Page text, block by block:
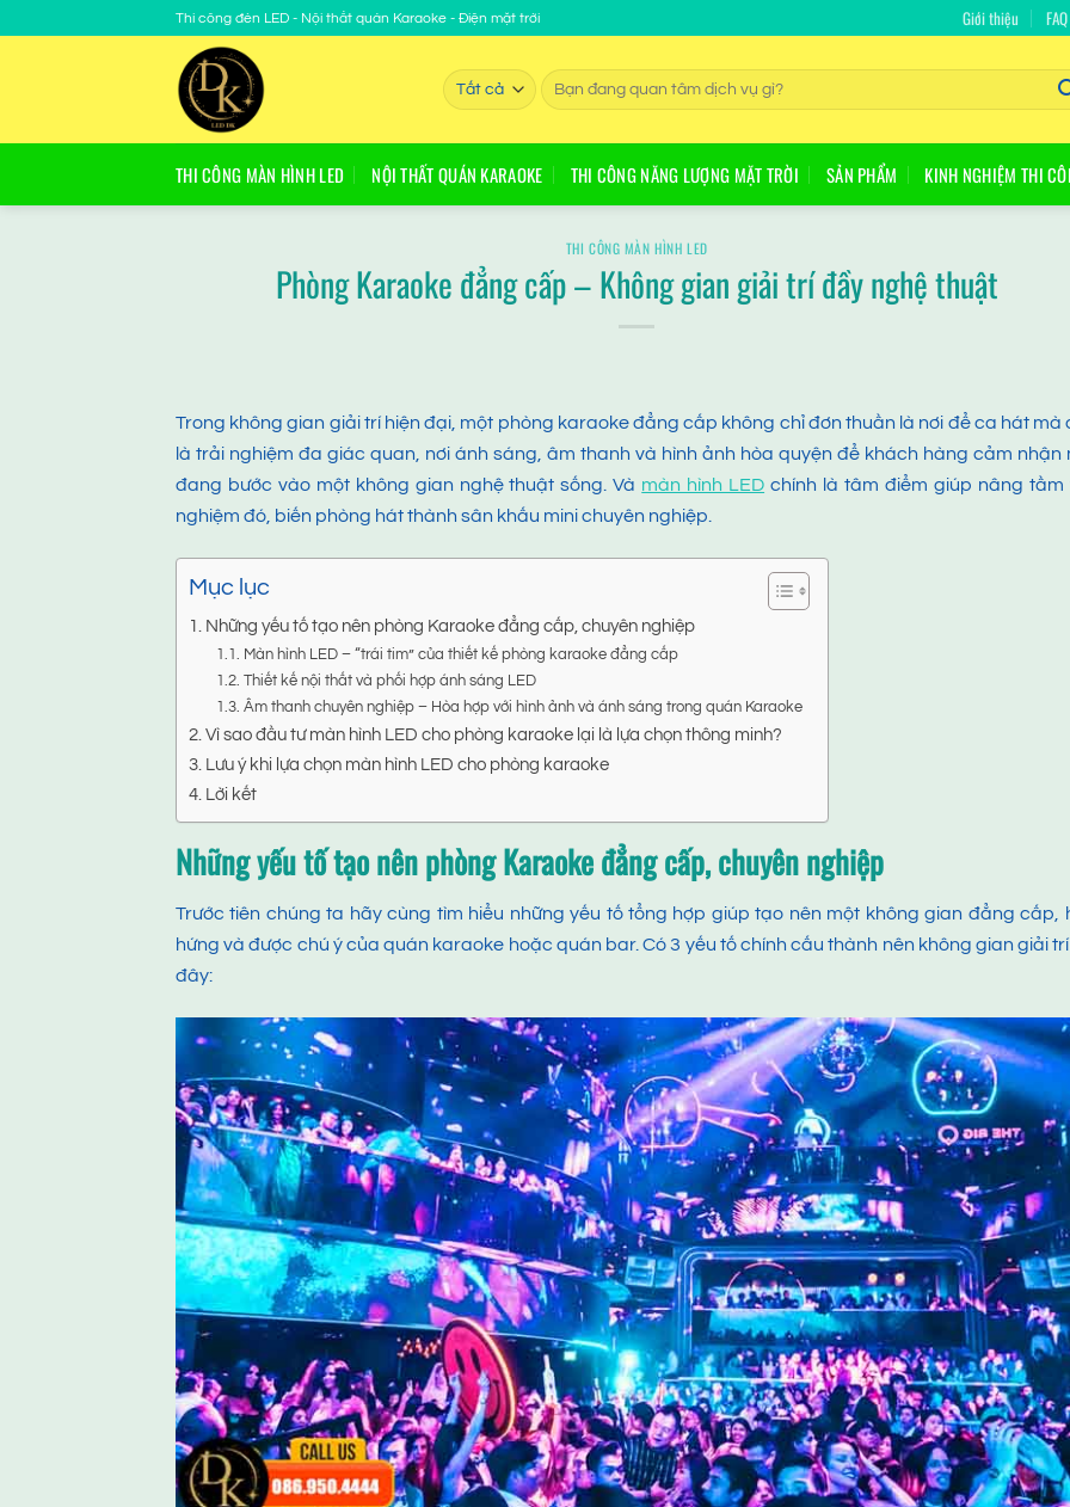
Thi công đèn LED - Nội thất quán Karaoke - Điện mặt trời Giới thiệu FAQ
Tìm
kiếm:
THI CÔNG MÀN HÌNH LED NỘI THẤT QUÁN KARAOKE THI CÔNG NĂNG LƯỢNG MẶT TRỜI SẢN PHẨM KINH NGHIỆM THI
THI CÔNG MÀN HÌNH LED
Phòng Karaoke đẳng cấp – Không gian giải trí đầy nghệ thuật
Trong không gian giải trí hiện đại, một phòng karaoke đẳng cấp không chỉ đơn thuần là nơi để ca hát mà
là trải nghiệm đa giác quan, nơi ánh sáng, âm thanh và hình ảnh hòa quyện để khách hàng cảm nhận
đang bước vào một không gian nghệ thuật sống. Và màn hình LED chính là tâm điểm giúp nâng tầm
nghiệm đó, biến phòng hát thành sân khấu mini chuyên nghiệp.
Mục lục
Những yếu tố tạo nên phòng Karaoke đẳng cấp, chuyên nghiệp
Màn hình LED – “trái tim” của thiết kế phòng karaoke đẳng cấp
Thiết kế nội thất và phối hợp ánh sáng LED
Âm thanh chuyên nghiệp – Hòa hợp với hình ảnh và ánh sáng trong quán Karaoke
Vì sao đầu tư màn hình LED cho phòng karaoke lại là lựa chọn thông minh?
Lưu ý khi lựa chọn màn hình LED cho phòng karaoke
Lời kết
Những yếu tố tạo nên phòng Karaoke đẳng cấp, chuyên nghiệp
Trước tiên chúng ta hãy cùng tìm hiểu những yếu tố tổng hợp giúp tạo nên một không gian đẳng cấp,
hứng và được chú ý của quán karaoke hoặc quán bar. Có 3 yếu tố chính cấu thành nên không gian giải
đây: